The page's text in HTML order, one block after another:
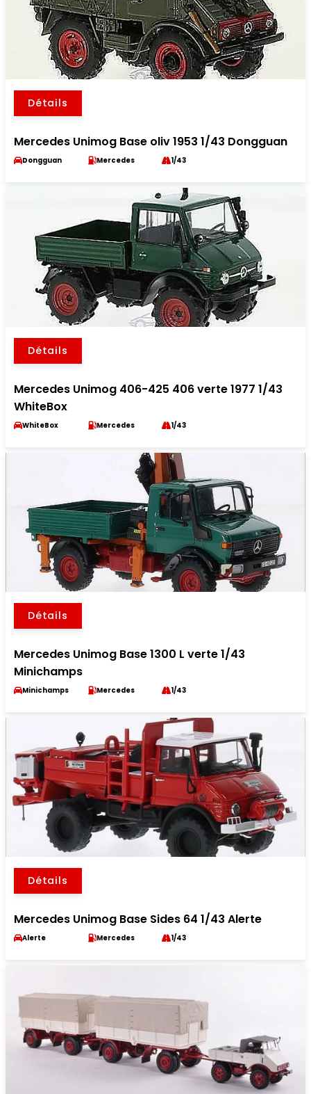
Détails
Mercedes Unimog Base oliv 1953 1/43 Dongguan
Dongguan Mercedes 1/43
Détails
Mercedes Unimog 406-425 406 verte 1977 1/43
WhiteBox
WhiteBox Mercedes 1/43
Détails
Mercedes Unimog Base 1300 L verte 1/43
Minichamps
Minichamps Mercedes 1/43
Détails
Mercedes Unimog Base Sides 64 1/43 Alerte
Alerte Mercedes 1/43